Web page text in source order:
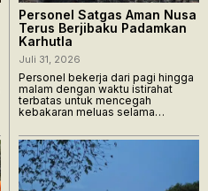
Personel Satgas Aman Nusa
Terus Berjibaku Padamkan
Karhutla
Juli 31, 2026
Personel bekerja dari pagi hingga
malam dengan waktu istirahat
terbatas untuk mencegah
kebakaran meluas selama…